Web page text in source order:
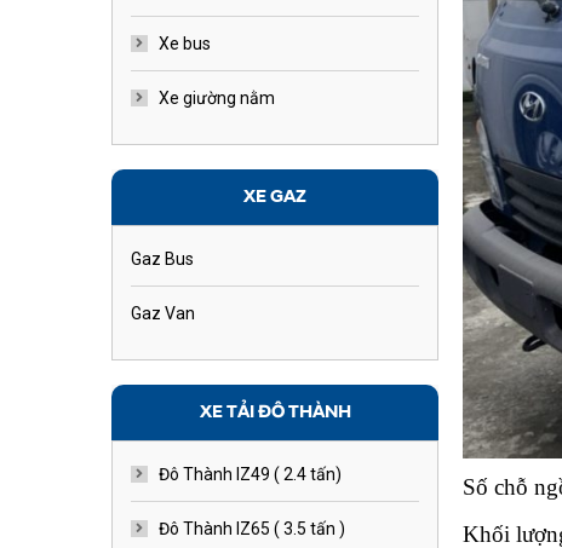
Số chỗ
Khối
Xe bus
Xe giường nằm
XE GAZ
Gaz Bus
Gaz Van
XE TẢI ĐÔ THÀNH
Đô Thành IZ49 ( 2.4 tấn)
Đô Thành IZ65 ( 3.5 tấn )